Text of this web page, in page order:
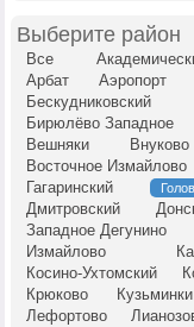
Выберите район
Все
Арбат
Аэропорт
Бескудниковский
Бирюлёво Западное
Вешняки
Внуково
Восточное Измайлово
Гагаринский
Дмитровский
Западное Дегунино
Измайлово
Косино-Ухтомский
Крюково
Кузьминки
Лефортово